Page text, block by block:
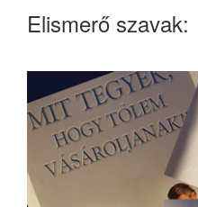
Elismerő szavak: